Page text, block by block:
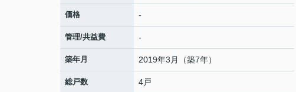
価格 -
管理/共益費 -
築年月 2019年3月（築7年）
総戸数 4戸